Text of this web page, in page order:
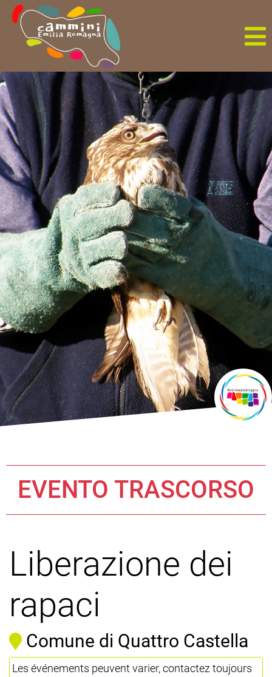
EVENTO TRASCORSO
Liberazione dei
rapaci
Comune di Quattro Castella
Les événements peuvent varier, contactez toujours